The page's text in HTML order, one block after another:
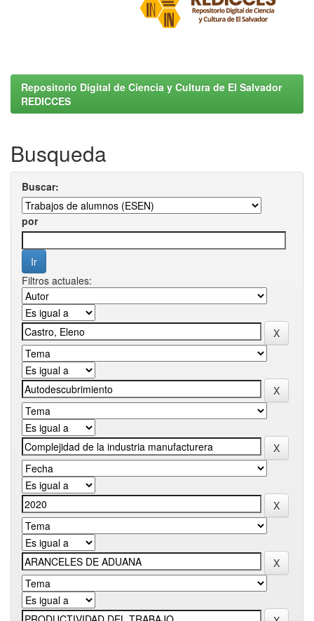
Repositorio Digital de Ciencia y Cultura de El Salvador
REDICCES
Busqueda
Buscar:
por
Filtros actuales: